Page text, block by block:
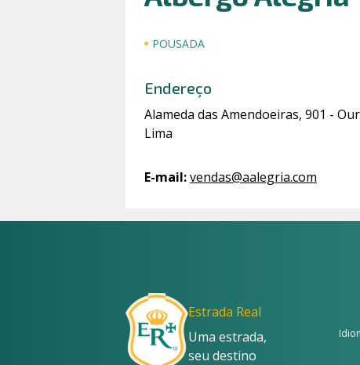
POUSADA
Endereço
Alameda das Amendoeiras, 901 -
Lima
E-mail:vendas@aalegria.com
Estrada Real
Uma estrada,
seu destino